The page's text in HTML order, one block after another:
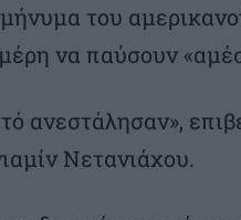
του
να παύσουν
ανεστάλησαν»,
Νετανιάχου.